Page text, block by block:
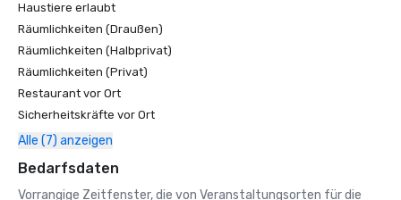
Haustiere erlaubt
Räumlichkeiten (Draußen)
Räumlichkeiten (Halbprivat)
Räumlichkeiten (Privat)
Restaurant vor Ort
Sicherheitskräfte vor Ort
Alle (7) anzeigen
Bedarfsdaten
Vorrangige Zeitfenster, die von Veranstaltungsorten für die